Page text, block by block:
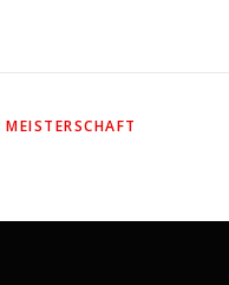
MEISTERSCHAFT